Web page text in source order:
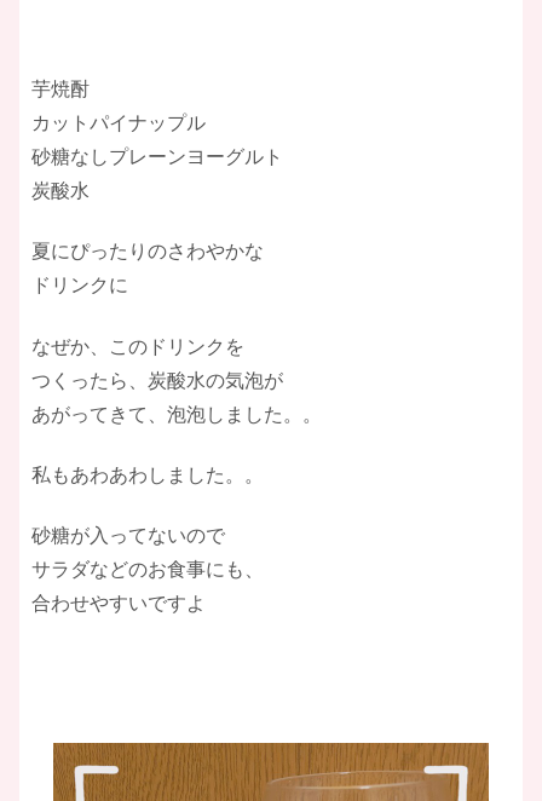
芋焼酎
カットパイナップル
砂糖なしプレーンヨーグルト
炭酸水
夏にぴったりのさわやかな
ドリンクに
なぜか、このドリンクを
つくったら、炭酸水の気泡が
あがってきて、泡泡しました。。
私もあわあわしました。。
砂糖が入ってないので
サラダなどのお食事にも、
合わせやすいですよ